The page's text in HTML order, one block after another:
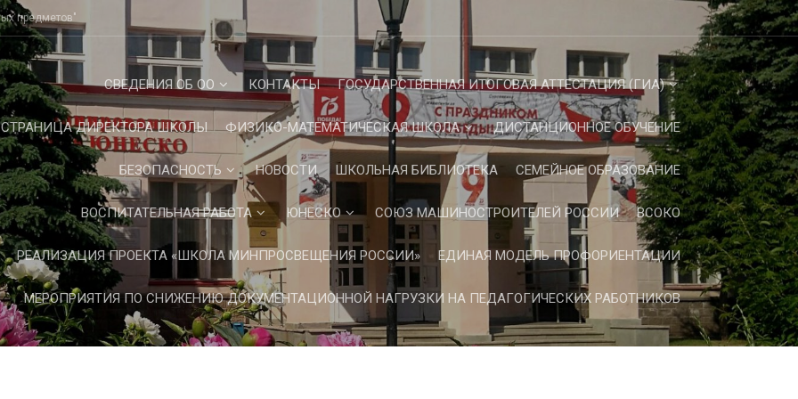
предметов"
СВЕДЕНИЯ ОБ ОО КОНТАКТЫ ГОСУДАРСТВЕННАЯ ИТОГОВАЯ АТТЕСТАЦИЯ (ГИА)
СТРАНИЦА ДИРЕКТОРА ШКОЛЫ ФИЗИКО-МАТЕМАТИЧЕСКАЯ ШКОЛА ДИСТАНЦИОННОЕ ОБУЧЕНИЕ
БЕЗОПАСНОСТЬ НОВОСТИ ШКОЛЬНАЯ БИБЛИОТЕКА СЕМЕЙНОЕ ОБРАЗОВАНИЕ
ВОСПИТАТЕЛЬНАЯ РАБОТА ЮНЕСКО СОЮЗ МАШИНОСТРОИТЕЛЕЙ РОССИИ ВСОКО
РЕАЛИЗАЦИЯ ПРОЕКТА «ШКОЛА МИНПРОСВЕЩЕНИЯ РОССИИ» ЕДИНАЯ МОДЕЛЬ ПРОФОРИЕНТАЦИИ
МЕРОПРИЯТИЯ ПО СНИЖЕНИЮ ДОКУМЕНТАЦИОННОЙ НАГРУЗКИ НА ПЕДАГОГИЧЕСКИХ РАБОТНИКОВ